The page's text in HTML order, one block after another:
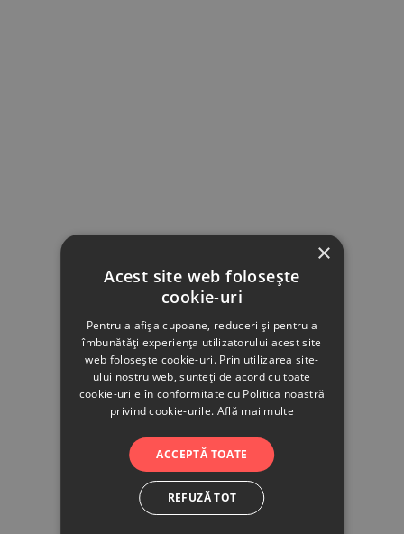
500
×
Acest site web folosește
cookie-uri
Pentru a afișa cupoane, reduceri și pentru a
îmbunătăți experiența utilizatorului acest site
web folosește cookie-uri. Prin utilizarea site-
ului nostru web, sunteți de acord cu toate
cookie-urile în conformitate cu Politica noastră
privind cookie-urile. Află mai multe
ACCEPTĂ TOATE
REFUZĂ TOT